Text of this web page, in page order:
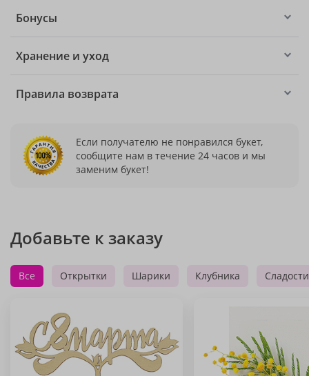
Бонусы
Хранение и уход
Правила возврата
Если получателю не понравился букет,
сообщите нам в течение 24 часов и мы
заменим букет!
Добавьте к заказу
Все Открытки Шарики Клубника Сладости